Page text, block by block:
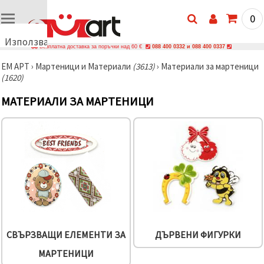
Използваме
🍪
Използваме
и подобни
технологии,
за да
правилната
работа на
подобрим
твоето
изживяване
и, с твое
съгласие,
трафика и
да
показваме
0
Безплатна доставка за поръчки над 60 € 088 400 0332 и 088 400 0337
ЕМ АРТ › Мартеници и Материали (3613)› Материали за мартеници
(1620)
МАТЕРИАЛИ ЗА МАРТЕНИЦИ
СВЪРЗВАЩИ ЕЛЕМЕНТИ ЗА
МАРТЕНИЦИ
ДЪРВЕНИ ФИГУРКИ